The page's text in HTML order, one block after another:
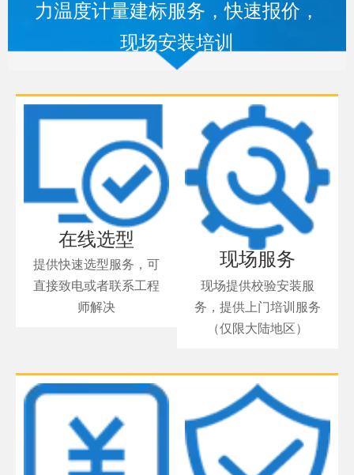
力温度计量建标服务，快速报价，
现场安装培训
在线选型
提供快速选型服务，可
直接致电或者联系工程
师解决
现场服务
现场提供校验安装服
务，提供上门培训服务
（仅限大陆地区）